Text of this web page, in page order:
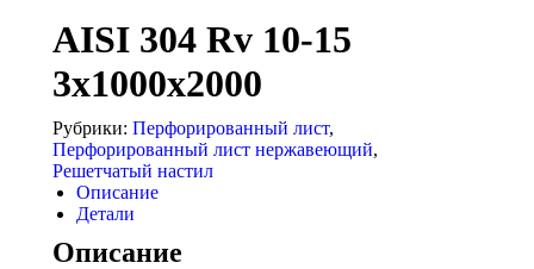
AISI 304 Rv 10-15
3x1000x2000
Рубрики: Перфорированный лист,
Перфорированный лист нержавеющий,
Решетчатый настил
Описание
Детали
Описание